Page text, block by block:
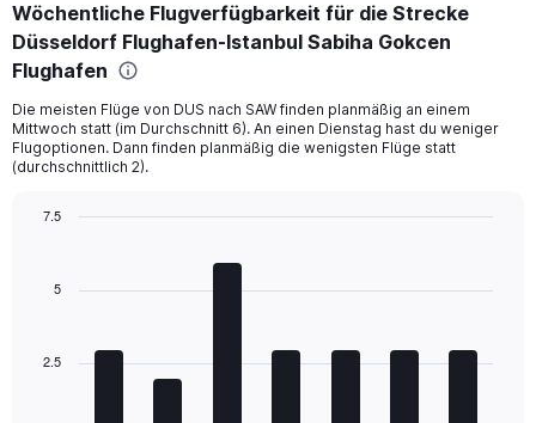
categories.
Range:
6
categories.
The
chart
has
2
axes
Price
of
Wöchentliche Flugverfügbarkeit für die Strecke
Düsseldorf Flughafen-Istanbul Sabiha Gokcen
Flughafen
Die meisten Flüge von DUS nach SAW finden planmäßig an einem
Mittwoch statt (im Durchschnitt 6). An einen Dienstag hast du weniger
Flugoptionen. Dann finden planmäßig die wenigsten Flüge statt
(durchschnittlich 2).
with
The
2.5
5
7.5